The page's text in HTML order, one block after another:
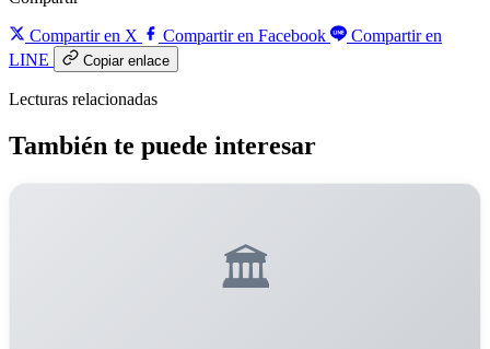
Compartir en X Compartir en Facebook
Compartir en
LINE
Copiar enlace
Lecturas relacionadas
También te puede interesar
🏛️